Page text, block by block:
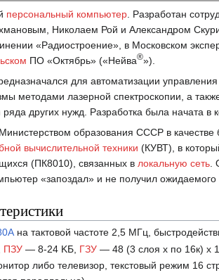
персональный компьютер . Разработан
Николаем Рой и Александром
«Радиостроение», в Московском
ПО «Октябрь» («Нейва®»).
для автоматизации
методами лазерной спектроскопии, а
других нужд. Разработка была начата в
образования СССР в
вычислительной техники (КУВТ), в
(ПК8010), связанных в локальную сеть
«запоздал» и не получил
на тактовой частоте 2,5 МГц,
ПЗУ — 8-24 KБ, ГЗУ — 48 (3 слоя х по 16к) х
либо телевизор, текстовый режим 16